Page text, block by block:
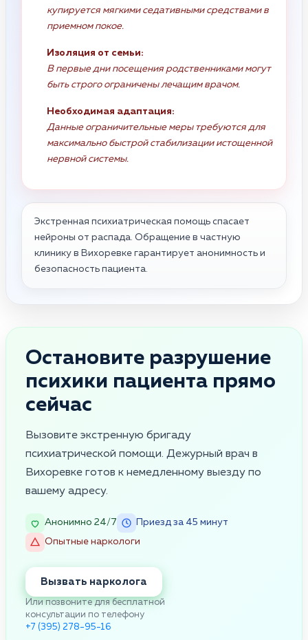
купируется мягкими седативными средствами в
приемном покое.
Изоляция от семьи:
В первые дни посещения родственниками могут
быть строго ограничены лечащим врачом.
Необходимая адаптация:
Данные ограничительные меры требуются для
максимально быстрой стабилизации истощенной
нервной системы.
Экстренная психиатрическая помощь спасает
нейроны от распада. Обращение в частную
клинику в Вихоревке гарантирует анонимность и
безопасность пациента.
Остановите разрушение
психики пациента прямо
сейчас
Вызовите экстренную бригаду
психиатрической помощи. Дежурный врач в
Вихоревке готов к немедленному выезду по
вашему адресу.
Анонимно 24/7
Приезд за 45 минут
Опытные наркологи
Вызвать нарколога
Или позвоните для бесплатной
консультации по телефону
+7 (395) 278-95-16